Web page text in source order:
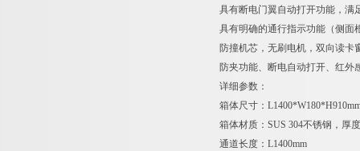
具有断电门翼自动打开功能，满
具有明确的通行指示功能（侧面
防撞机芯，无刷电机，双向读卡
防夹功能、断电自动打开、红外
详细参数：
箱体尺寸：
箱体材质：SUS 304不锈钢，厚
通道长度：L1400mm